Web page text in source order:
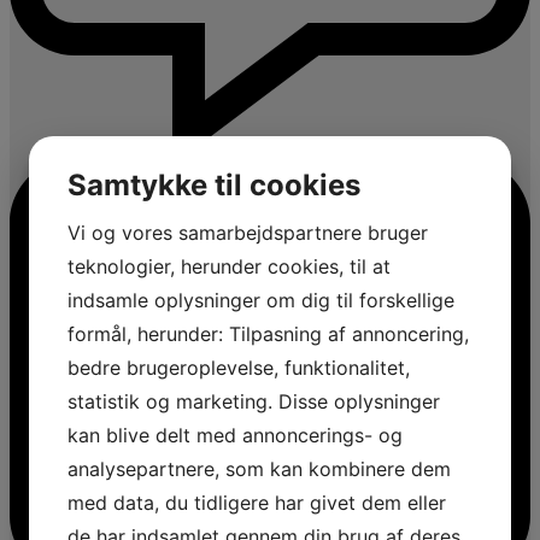
Samtykke til cookies
Vi og vores samarbejdspartnere bruger
teknologier, herunder cookies, til at
indsamle oplysninger om dig til forskellige
formål, herunder: Tilpasning af annoncering,
bedre brugeroplevelse, funktionalitet,
statistik og marketing. Disse oplysninger
kan blive delt med annoncerings- og
analysepartnere, som kan kombinere dem
med data, du tidligere har givet dem eller